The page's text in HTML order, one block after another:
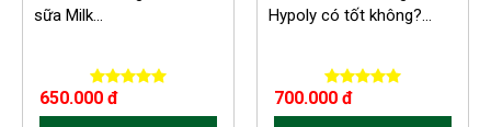
sữa Milk...
650.000 đ
Hypoly có tốt không?...
700.000 đ